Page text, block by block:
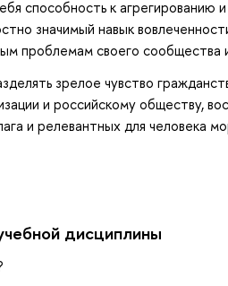
способность к агрегированию
значимый навык
проблемам своего сообщества
зрелое чувство
и российскому обществу,
и релевантных для человека
дисциплины